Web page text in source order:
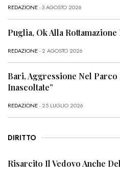
REDAZIONE- 3 AGOSTO 2026
Puglia, Ok Alla
REDAZIONE- 2 AGOSTO 2026
Bari, Aggressione Nel Parco
Inascoltate”
REDAZIONE- 25 LUGLIO 2026
DIRITTO
Risarcito Il Vedovo Anche